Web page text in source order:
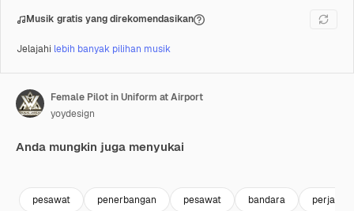
Musik gratis yang direkomendasikan
Jelajahi lebih banyak pilihan musik
Female Pilot in Uniform at Airport
yoydesign
Anda mungkin juga menyukai
pesawat penerbangan pesawat bandara